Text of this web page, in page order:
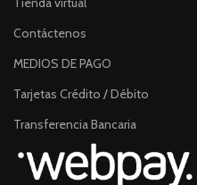
Contáctenos
MEDIOS DE PAGO
Tarjetas Crédito / Débito
Transferencia Bancaria